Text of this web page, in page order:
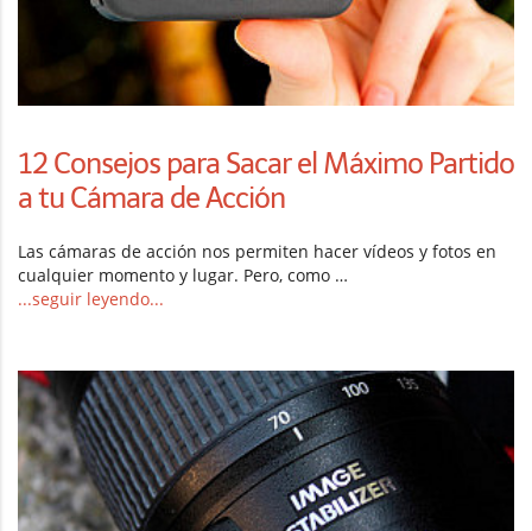
12 Consejos para Sacar el Máximo Partido
a tu Cámara de Acción
Las cámaras de acción nos permiten hacer vídeos y fotos en
cualquier momento y lugar. Pero, como …
...seguir leyendo...